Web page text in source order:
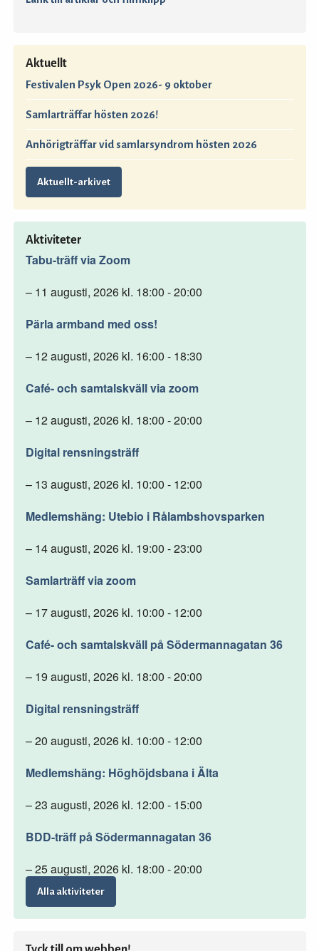
Aktuellt
Festivalen Psyk Open 2026- 9 oktober
Samlarträffar hösten 2026!
Anhörigträffar vid samlarsyndrom hösten 2026
Aktuellt-arkivet
Aktiviteter
Tabu-träff via Zoom
– 11 augusti, 2026 kl. 18:00 - 20:00
Pärla armband med oss!
– 12 augusti, 2026 kl. 16:00 - 18:30
Café- och samtalskväll via zoom
– 12 augusti, 2026 kl. 18:00 - 20:00
Digital rensningsträff
– 13 augusti, 2026 kl. 10:00 - 12:00
Medlemshäng: Utebio i Rålambshovsparken
– 14 augusti, 2026 kl. 19:00 - 23:00
Samlarträff via zoom
– 17 augusti, 2026 kl. 10:00 - 12:00
Café- och samtalskväll på Södermannagatan 36
– 19 augusti, 2026 kl. 18:00 - 20:00
Digital rensningsträff
– 20 augusti, 2026 kl. 10:00 - 12:00
Medlemshäng: Höghöjdsbana i Älta
– 23 augusti, 2026 kl. 12:00 - 15:00
BDD-träff på Södermannagatan 36
– 25 augusti, 2026 kl. 18:00 - 20:00
Alla aktiviteter